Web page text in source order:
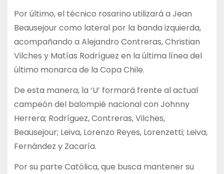
Por último, el técnico rosarino utilizará a Jean
Beausejour como lateral por la banda izquierda,
acompañando a Alejandro Contreras, Christian
Vilches y Matías Rodríguez en la última línea del
último monarca de la Copa Chile.
De esta manera, la ‘U’ formará frente al actual
campeón del balompié nacional con Johnny
Herrera; Rodríguez, Contreras, Vilches,
Beausejour; Leiva, Lorenzo Reyes, Lorenzetti; Leiva,
Fernández y Zacaría.
Por su parte Católica, que busca mantener su